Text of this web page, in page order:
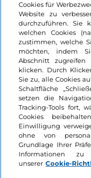
Bleiben wir in Kontakt
Cookies für
Website zu
durchzuführen. Sie
welchen Cookies
zustimmen, welche
möchten, indem
Abschnitt zugreifen
klicken. Durch
Sie zu, alle Cookies
Schaltfläche
setzen die
Tracking-Tools fort,
Cookies
Einwilligung
ohne von
Grundlage Ihrer
Informationen
unserer Cookie-